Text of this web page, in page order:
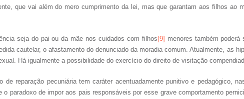
que vai além do mero cumprimento da lei, mas que garantam aos filhos ao
seja do pai ou da mãe nos cuidados com filhos [9] menores também
cautelar, o afastamento do denunciado da moradia comum. Atualmente, as
Há igualmente a possibilidade do exercício do direito de visitação
de reparação pecuniária tem caráter acentuadamente punitivo e pedagógico,
o paradoxo de impor aos pais responsáveis por esse grave comportamento